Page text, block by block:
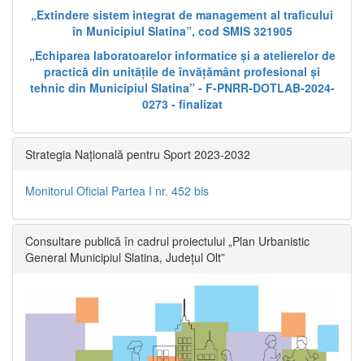
„Extindere sistem integrat de management al traficului
în Municipiul Slatina”, cod SMIS 321905
„Echiparea laboratoarelor informatice și a atelierelor de
practică din unitățile de învățământ profesional și
tehnic din Municipiul Slatina” - F-PNRR-DOTLAB-2024-
0273 - finalizat
Strategia Națională pentru Sport 2023-2032
Monitorul Oficial Partea I nr. 452 bis
Consultare publică în cadrul proiectului „Plan Urbanistic
General Municipiul Slatina, Județul Olt”